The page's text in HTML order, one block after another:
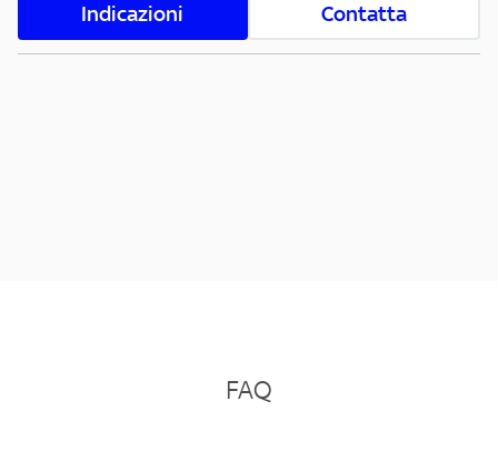
Indicazioni Contatta
FAQ